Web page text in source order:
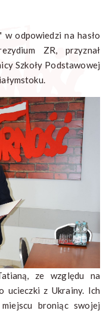
w odpowiedzi na hasło
ZR, przyznał
Szkoły Podstawowej
ze względu na
ucieczki z Ukrainy. Ich
broniąc swojej